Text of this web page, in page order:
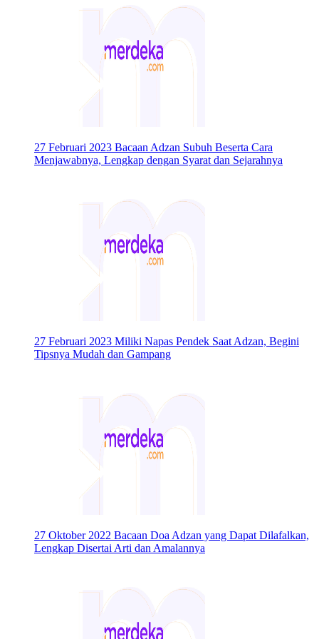
27 Februari 2023 Bacaan Adzan Subuh Beserta Cara
Menjawabnya, Lengkap dengan Syarat dan Sejarahnya
27 Februari 2023 Miliki Napas Pendek Saat Adzan, Begini
Tipsnya Mudah dan Gampang
27 Oktober 2022 Bacaan Doa Adzan yang Dapat Dilafalkan,
Lengkap Disertai Arti dan Amalannya